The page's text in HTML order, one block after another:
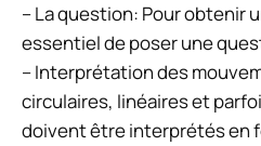
– La question: Pour obtenir
essentiel de poser une
– Interprétation des
circulaires, linéaires et
doivent être interprétés en